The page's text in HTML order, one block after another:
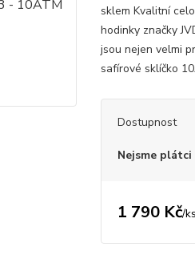
sklem Kvalitní
hodinky značky
jsou nejen velmi
safírové sklíčko
Dostupnost
Nejsme plátci
1 790 Kč/ks